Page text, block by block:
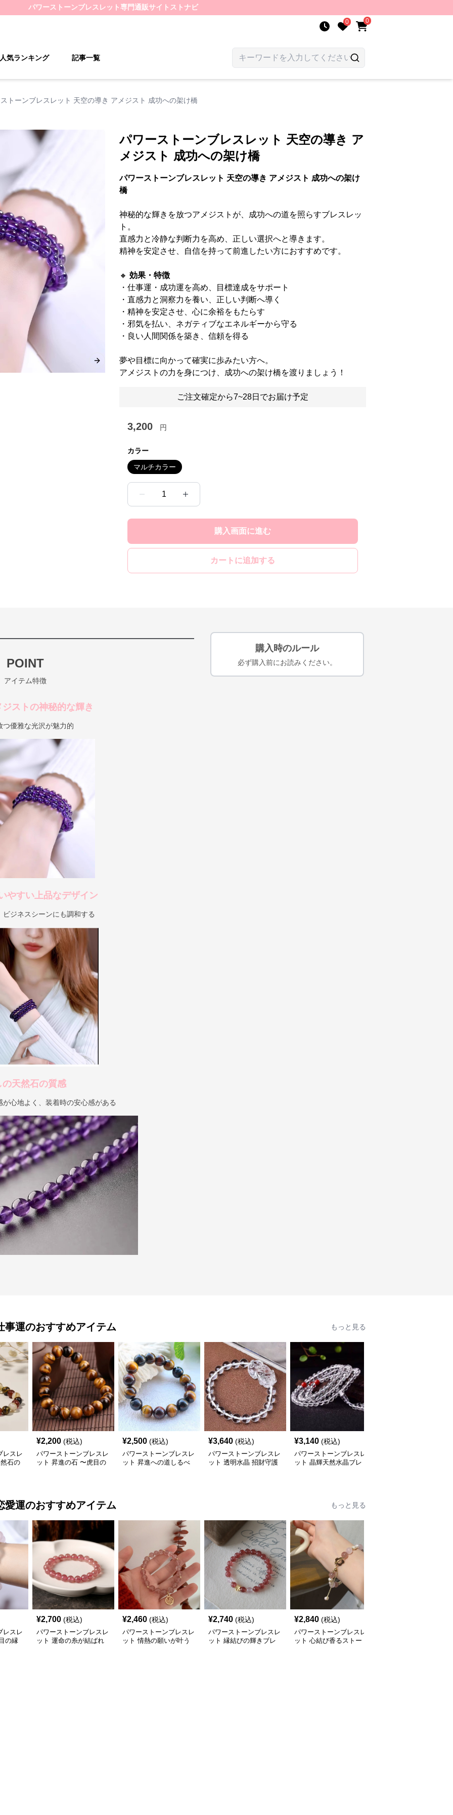
パワーストーンブレスレット専門通販サイト ストナビ
0 0
気ランキング 記事一覧
トーンブレスレット 天空の導き アメジスト 成功への架け橋
Next slide
パワーストーンブレスレット 天空の導き ア
メジスト 成功への架け橋
パワーストーンブレスレット 天空の導き アメジスト 成功への架け
橋
神秘的な輝きを放つアメジストが、成功への道を照らすブレスレッ
ト。
直感力と冷静な判断力を高め、正しい選択へと導きます。
精神を安定させ、自信を持って前進したい方におすすめです。
🔸 効果・特徴
・仕事運・成功運を高め、目標達成をサポート
・直感力と洞察力を養い、正しい判断へ導く
・精神を安定させ、心に余裕をもたらす
・邪気を払い、ネガティブなエネルギーから守る
・良い人間関係を築き、信頼を得る
夢や目標に向かって確実に歩みたい方へ。
アメジストの力を身につけ、成功への架け橋を渡りましょう！
ご注文確定から7~28日でお届け予定
3,200 円
カラー
マルチカラー
1
購入画面に進む
カートに追加する
POINT
アイテム特徴
ストの神秘的な輝き
優雅な光沢が魅力的
やすい上品なデザイン
ジネスシーンにも調和する
の天然石の質感
心地よく、装着時の安心感がある
購入時のルール
必ず購入前にお読みください。
事運のおすすめアイテム もっと見る
レスレ
石の
¥2,200 (税込)
パワーストーンブレスレ
ット 昇進の石 〜虎目の
¥2,500 (税込)
パワーストーンブレスレ
ット 昇進への道しるべ
¥3,640 (税込)
パワーストーンブレスレ
ット 透明水晶 招財守護
¥3,140 (税込)
パワーストーンブレスレ
ット 晶輝天然水晶ブレ
愛運のおすすめアイテム もっと見る
レスレ
の縁
¥2,700 (税込)
パワーストーンブレスレ
ット 運命の糸が結ばれ
¥2,460 (税込)
パワーストーンブレスレ
ット 情熱の願いが叶う
¥2,740 (税込)
パワーストーンブレスレ
ット 縁結びの輝きブレ
¥2,840 (税込)
パワーストーンブレスレ
ット 心結び香るストー